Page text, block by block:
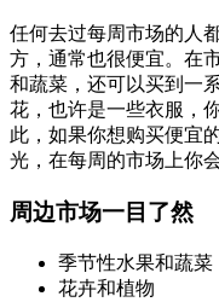
任何去过每周市场的人
方，通常也很便宜。在
和蔬菜，还可以买到一
花，也许是一些衣服，
此，如果你想购买便宜
光，在每周的市场上你
周边市场一目了然
季节性水果和蔬菜
花卉和植物